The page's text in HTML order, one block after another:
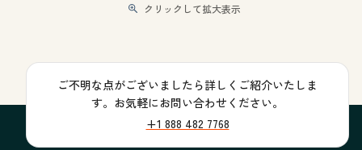
クリックして拡大表示
ご不明な点がございましたら詳しくご紹介いたしま
す。お気軽にお問い合わせください。
+1 888 482 7768